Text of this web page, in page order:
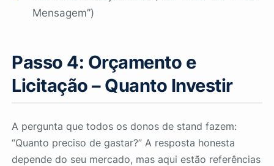
Mensagem”)
Passo 4: Orçamento e
Licitação – Quanto Investir
A pergunta que todos os donos de stand fazem:
“Quanto preciso de gastar?” A resposta honesta
depende do seu mercado, mas aqui estão referências